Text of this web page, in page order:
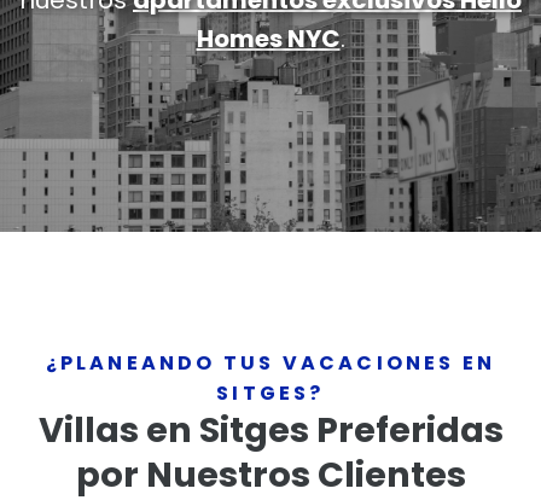
Homes NYC.
¿PLANEANDO TUS VACACIONES EN
SITGES?
Villas en Sitges Preferidas
por Nuestros Clientes